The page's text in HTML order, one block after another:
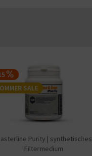
SALE
Purity | synthetisches
Filtermedium